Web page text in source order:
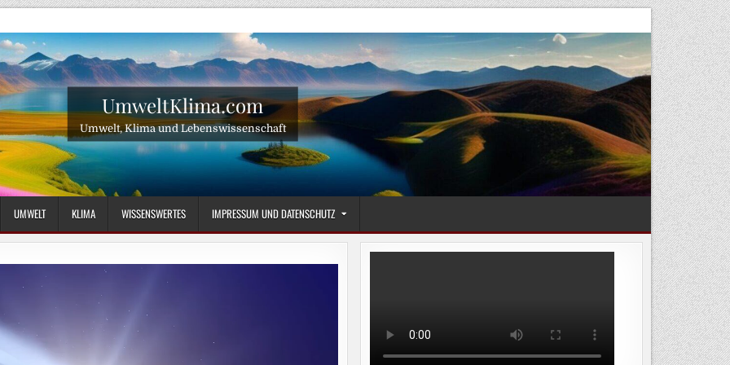
UmweltKlima.com
Umwelt, Klima und Lebenswissenschaft
UMWELT KLIMA WISSENSWERTES IMPRESSUM UND DATENSCHUTZ